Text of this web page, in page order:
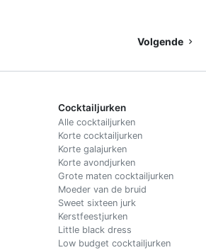
Volgende
Cocktailjurken
Alle cocktailjurken
Korte cocktailjurken
Korte galajurken
Korte avondjurken
Grote maten cocktailjurken
Moeder van de bruid
Sweet sixteen jurk
Kerstfeestjurken
Little black dress
Low budget cocktailjurken